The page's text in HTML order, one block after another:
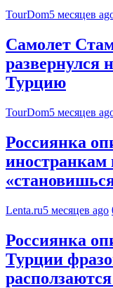
TourDom5 месяцев
Самолет
развернулся
Турцию
TourDom5 месяцев
Россиянка
иностранкам
Lenta.ru5 месяцев ago
Россиянка
Турции